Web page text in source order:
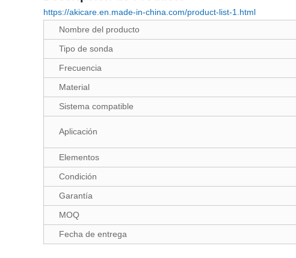
https://akicare.en.made-in-china.com/product-list-1.html
Nombre del producto
Tipo de sonda
Frecuencia
Material
Sistema compatible
Aplicación
Elementos
Condición
Garantía
MOQ
Fecha de entrega